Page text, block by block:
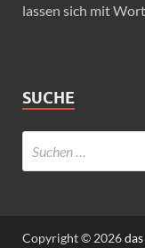
lassen sich mit
SUCHE
Copyright © 2026